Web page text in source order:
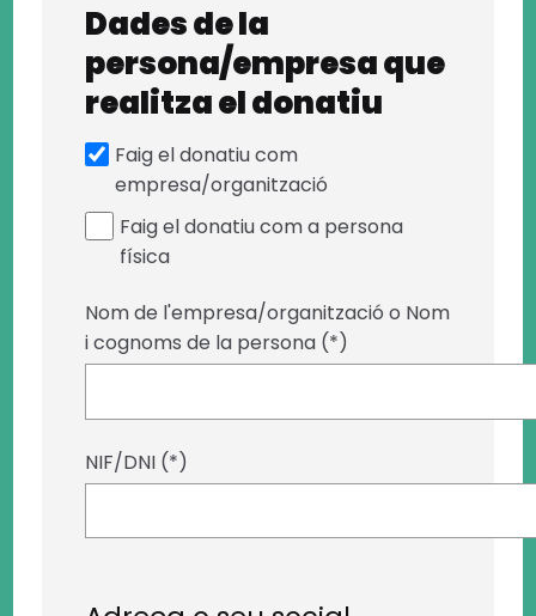
Dades de la
persona/empresa que
realitza el donatiu
Faig el donatiu com
empresa/organització
Faig el donatiu com a persona
física
Nom de l'empresa/organització o Nom
i cognoms de la persona (*)
NIF/DNI (*)